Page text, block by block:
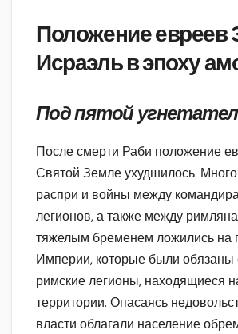
Положение евреев
Исраэль в эпоху
Под пятой
После смерти Раби положение
Святой Земле ухудшилось.
распри и войны между
легионов, а также между
тяжелым бременем ложились на
Империи, которые были обязаны
римские легионы, находящиеся
территории. Опасаясь
власти облагали население